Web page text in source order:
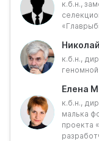
заболеваниям.
Однако
осложнило
материалу –
наиболее быстро
российской
серьёзные
развития
подготовка
В то же время
к.б.н.,
к.б.н.,
Елена
к.б.н.,
малька
проекта